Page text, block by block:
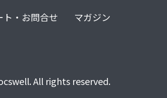
ト・お問合せ マガジン
All rights reserved.